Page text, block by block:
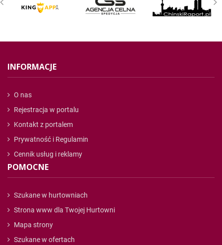
INFORMACJE
O nas
Rejestracja w portalu
Kontakt z portalem
Prywatność i Regulamin
Cennik usług i reklamy
POMOCNE
Szukane w hurtowniach
Strona www dla Twojej Hurtowni
Mapa strony
Szukane w ofertach